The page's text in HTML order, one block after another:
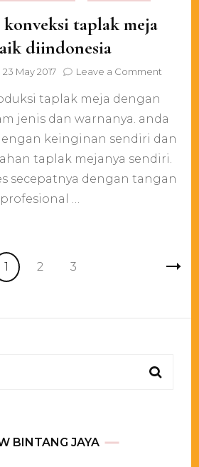
konveksi taplak meja
diindonesia
23 May 2017 Leave a Comment
terbaik
taplak meja dengan
jenis dan warnanya. anda
keinginan sendiri dan
taplak mejanya sendiri.
secepatnya dengan tangan
profesional …
Page
1 Page
2 Page
3
BINTANG JAYA